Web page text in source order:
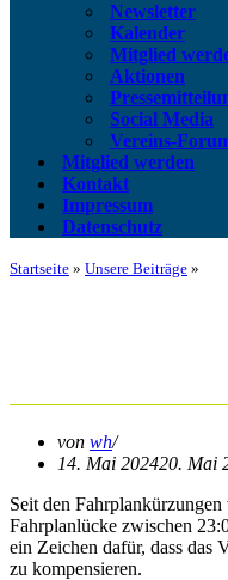
Newsletter
Kalender
Mitglied
Aktionen
Social Media
Vereins-
Mitglied werden
Kontakt
Impressum
Datenschutz
Startseite » Unsere Beiträge »
von wh
14. Mai 202420. Mai
Seit den
Fahrplanlücke zwischen
ein Zeichen dafür, dass das
zu kompensieren.